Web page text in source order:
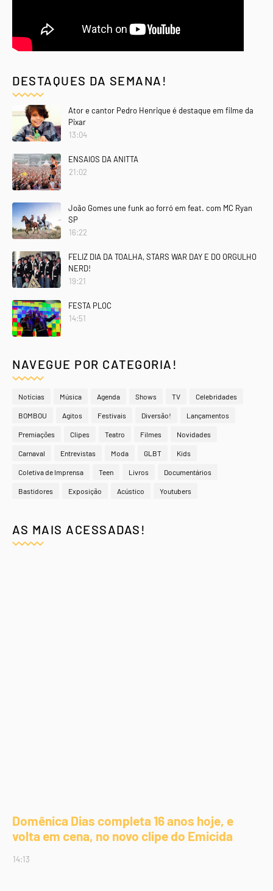
DESTAQUES DA SEMANA!
Ator e cantor Pedro Henrique é destaque em filme da
Pixar
13:04
ENSAIOS DA ANITTA
21:02
João Gomes une funk ao forró em feat. com MC Ryan
SP
16:22
FELIZ DIA DA TOALHA, STARS WAR DAY E DO ORGULHO
NERD!
19:21
FESTA PLOC
14:51
NAVEGUE POR CATEGORIA!
Notícias Música Agenda Shows TV Celebridades
BOMBOU Agitos Festivais Diversão! Lançamentos
Premiações Clipes Teatro Filmes Novidades
Carnaval Entrevistas Moda GLBT Kids
Coletiva de Imprensa Teen Livros Documentários
Bastidores Exposição Acústico Youtubers
AS MAIS ACESSADAS!
Domênica Dias completa 16 anos hoje, e
volta em cena, no novo clipe do Emicida
14:13